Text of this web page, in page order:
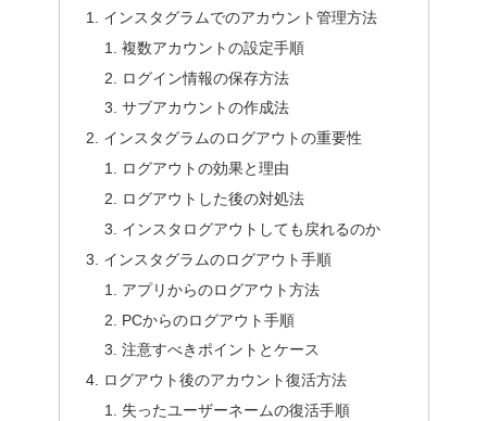
インスタグラムでのアカウント管理方法
複数アカウントの設定手順
ログイン情報の保存方法
サブアカウントの作成法
インスタグラムのログアウトの重要性
ログアウトの効果と理由
ログアウトした後の対処法
インスタログアウトしても戻れるのか
インスタグラムのログアウト手順
アプリからのログアウト方法
PCからのログアウト手順
注意すべきポイントとケース
ログアウト後のアカウント復活方法
失ったユーザーネームの復活手順